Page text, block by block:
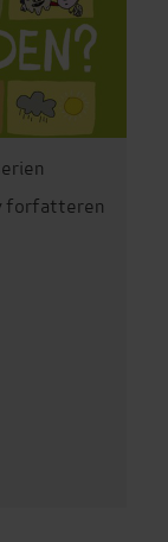
forfatteren